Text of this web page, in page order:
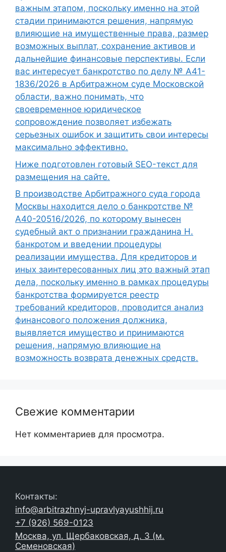
важным этапом, поскольку именно на этой
стадии принимаются решения, напрямую
влияющие на имущественные права, размер
возможных выплат, сохранение активов и
дальнейшие финансовые перспективы. Если
вас интересует банкротство по делу № А41-
1836/2026 в Арбитражном суде Московской
области, важно понимать, что
своевременное юридическое
сопровождение позволяет избежать
серьезных ошибок и защитить свои интересы
максимально эффективно.
Ниже подготовлен готовый SEO-текст для
размещения на сайте.
В производстве Арбитражного суда города
Москвы находится дело о банкротстве №
А40-20516/2026, по которому вынесен
судебный акт о признании гражданина Н.
банкротом и введении процедуры
реализации имущества. Для кредиторов и
иных заинтересованных лиц это важный этап
дела, поскольку именно в рамках процедуры
банкротства формируется реестр
требований кредиторов, проводится анализ
финансового положения должника,
выявляется имущество и принимаются
решения, напрямую влияющие на
возможность возврата денежных средств.
Свежие комментарии
Нет комментариев для просмотра.
Контакты:
info@arbitrazhnyj-upravlyayushhij.ru
+7 (926) 569-0123
Москва, ул. Щербаковская, д. 3 (м.
Семеновская)